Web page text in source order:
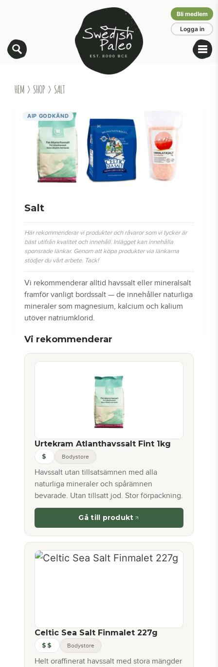
Bli medlem
Logga in
HEM › SHOP › SALT
AIP GODKÄND
Salt
Här rekommenderar vi produkter och råvaror som vi tycker är
bäst utifrån kvalitet och innehåll. Inlägget kan innehålla
sponsrade länkar. Genom att köpa produkter via länkarna
stödjer du vårt arbete. Tack!
Vi rekommenderar alltid havssalt eller mineralsalt
framför vanligt bordssalt — de innehåller naturliga
mineraler som magnesium, kalcium och kalium
utöver natriumklorid.
Vi rekommenderar
Urtekram Atlanthavssalt Fint 1kg
$ Bodystore
Havssalt utan tillsatsämnen med alla
naturliga mineraler och spårämnen
bevarade. Utan tillsatt jod. Stor förpackning.
Gå till produkt
Celtic Sea Salt Finmalet 227g
$$ Bodystore
Helt oraffinerat havssalt med stora mängder